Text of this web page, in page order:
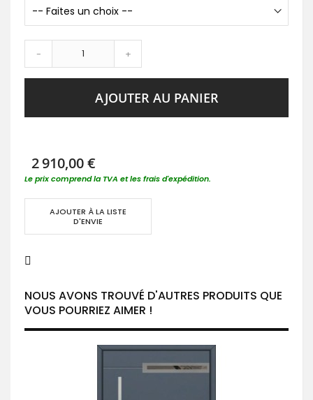
- +
AJOUTER AU PANIER
2 910,00 €
Le prix comprend la TVA et les frais d'expédition.
AJOUTER À LA LISTE
D'ENVIE
NOUS AVONS TROUVÉ D'AUTRES PRODUITS QUE
VOUS POURRIEZ AIMER !